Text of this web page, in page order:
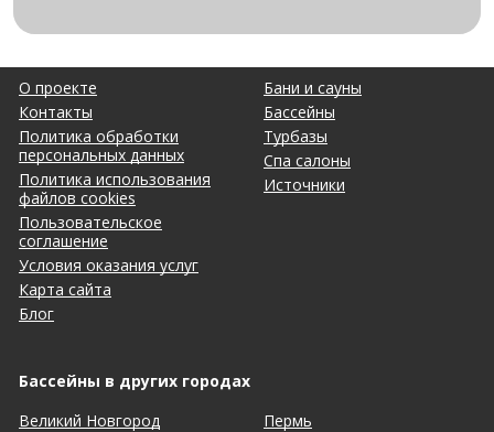
О проекте
Контакты
Политика обработки
персональных данных
Политика использования
файлов cookies
Пользовательское
соглашение
Условия оказания услуг
Карта сайта
Блог
Бани и сауны
Бассейны
Турбазы
Спа салоны
Источники
Бассейны в других городах
Великий Новгород
Пермь